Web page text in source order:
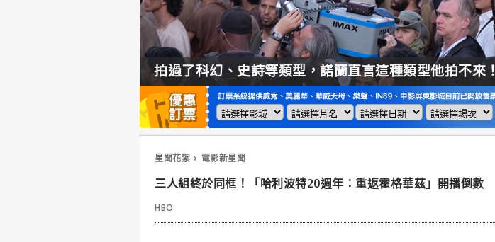
拍過了科幻、史詩等類型，諾蘭直言這種類型他拍不來！
星聞花絮 電影新星聞
三人組終於同框！「哈利波特20週年：重返霍格華茲」開播倒數
HBO